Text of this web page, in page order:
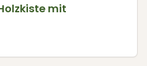
mit